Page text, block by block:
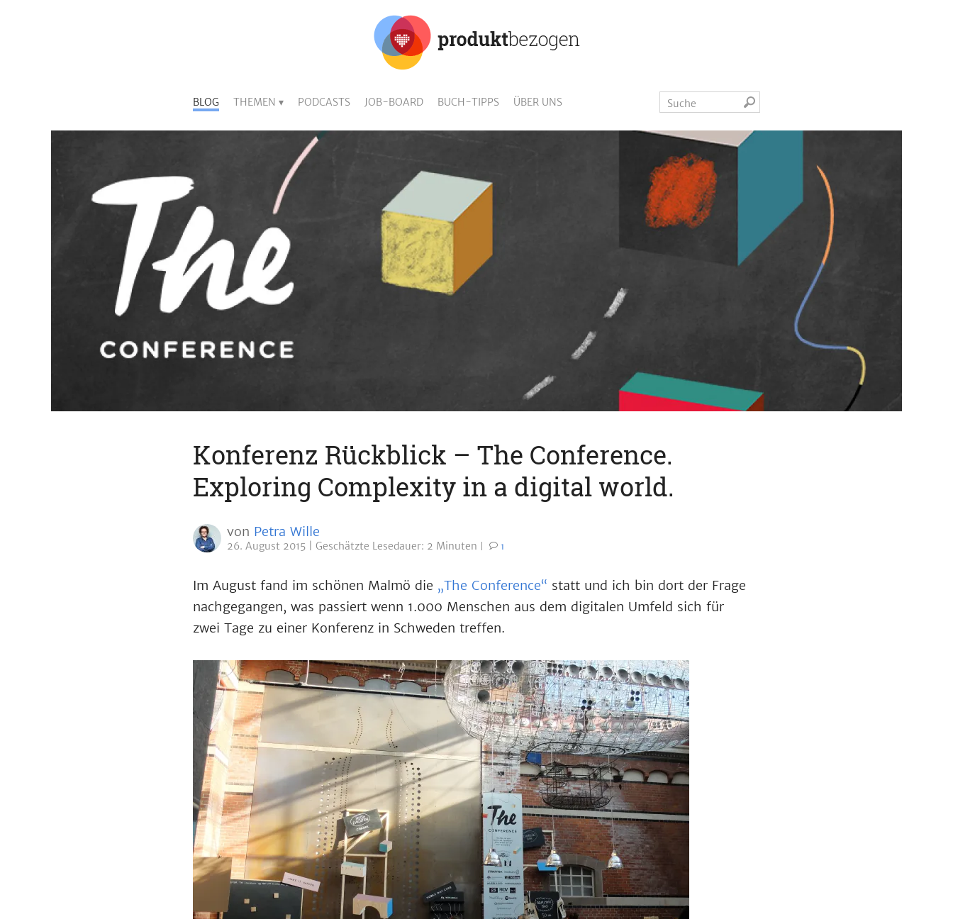
BLOG THEMEN PODCASTS JOB-BOARD BUCH-TIPPS ÜBER UNS
Konferenz Rückblick – The Conference.
Exploring Complexity in a digital world.
von Petra Wille
26. August 2015 Geschätzte Lesedauer: 2 Minuten 1
Im August fand im schönen Malmö die „The Conference“ statt und ich bin dort der Frage
nachgegangen, was passiert wenn 1.000 Menschen aus dem digitalen Umfeld sich für
zwei Tage zu einer Konferenz in Schweden treffen.